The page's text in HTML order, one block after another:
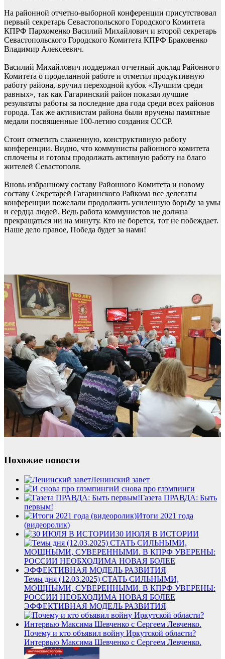
На районной отчетно-выборной конференции присутствовал
первый секретарь Севастопольского Городского Комитета
КПРФ Пархоменко Василий Михайлович и второй секретарь
Севастопольского Городского Комитета КПРФ Браковенко
Владимир Алексеевич.
Василий Михайлович поддержал отчетный доклад Районного
Комитета о проделанной работе и отметил продуктивную
работу района, вручил переходной кубок «Лучшим среди
равных», так как Гагаринский район показал лучшие
результаты работы за последние два года среди всех районов
города. Так же активистам района были вручены памятные
медали посвященные 100-летию создания СССР.
Стоит отметить слаженную, конструктивную работу
конференции. Видно, что коммунисты районного комитета
сплочены и готовы продолжать активную работу на благо
жителей Севастополя.
Вновь избранному составу Районного Комитета и новому
составу Секретарей Гагаринского Райкома все делегаты
конференции пожелали продолжить усиленную борьбу за умы
и сердца людей. Ведь работа коммунистов не должна
прекращаться ни на минуту. Кто не борется, тот не побеждает.
Наше дело правое, Победа будет за нами!
Похожие новости
Ленинский завет
И снова про глэмпинги
Газета ПРАВДА: Быть
первым!
Итоги 2021 года
(видеоролик)
30 ИЮЛЯ В ИСТОРИИ
Темы дня (12.03.2025) СТАТЬ СИЛЬНЫМИ,
МОЩНЫМИ, СУВЕРЕННЫМИ. В КПРФ УВЕРЕНЫ:
РОССИИ НЕОБХОДИМА НОВАЯ БОЛЕЕ
ЭФФЕКТИВНАЯ МОДЕЛЬ РАЗВИТИЯ
Почему и кто объявил войну Иркутской области?
Интервью Максима Шевченко с Сергеем Левченко.